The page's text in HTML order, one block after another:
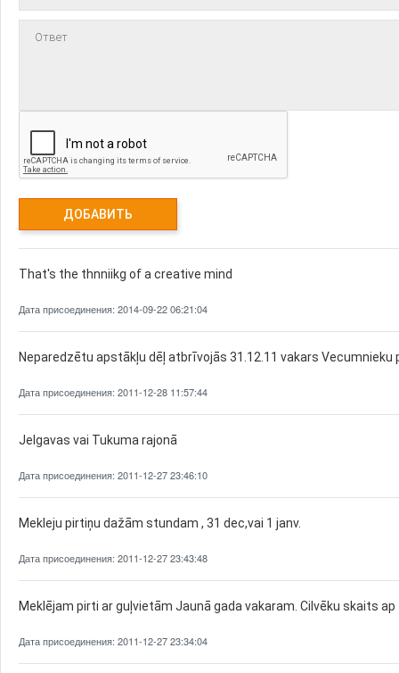
That's the thnniikg of a creative mind
Дата присоединения: 2014-09-22 06:21:04
Neparedzētu apstākļu dēļ atbrīvojās 31.12.11 vakars Vecumnieku
Дата присоединения: 2011-12-28 11:57:44
Jelgavas vai Tukuma rajonā
Дата присоединения: 2011-12-27 23:46:10
Mekleju pirtiņu dažām stundam , 31 dec,vai 1 janv.
Дата присоединения: 2011-12-27 23:43:48
Meklējam pirti ar guļvietām Jaunā gada vakaram. Cilvēku skaits ap
Дата присоединения: 2011-12-27 23:34:04